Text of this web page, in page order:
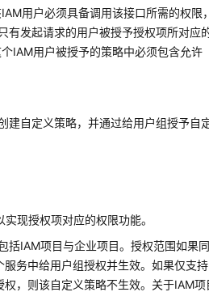
用户必须具备调用该接口所需的权限
有发起请求的用户被授予授权项所对应
IAM用户被授予的策略中必须包含允许
建自定义策略，并通过给用户组授予自
现授权项对应的权限功能。
IAM项目与企业项目。授权范围如果
务中给用户组授权并生效。如果仅支
，则该自定义策略不生效。关于IAM项